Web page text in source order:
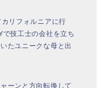
リフォルニアに行
で技工士の会社を立ち
たユニークな母と出
ーンと方向転換して